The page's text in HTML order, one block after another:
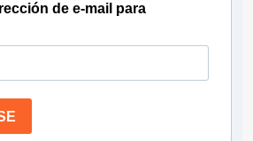
de e-mail para